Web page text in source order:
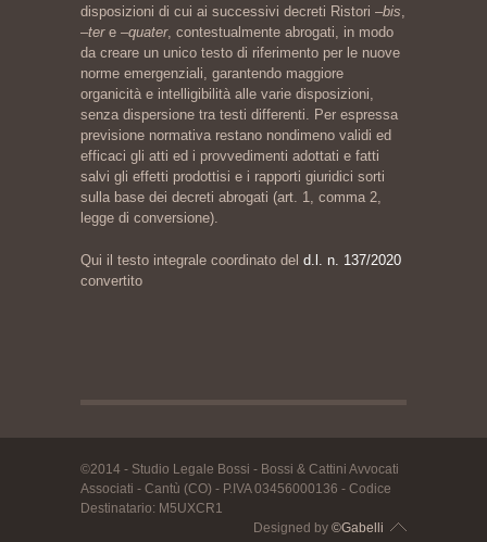
disposizioni di cui ai successivi decreti Ristori –bis,
–tere –quater, contestualmente abrogati, in modo
da creare un unico testo di riferimento per le nuove
norme emergenziali, garantendo maggiore
organicità e intelligibilità alle varie disposizioni,
senza dispersione tra testi differenti. Per espressa
previsione normativa restano nondimeno validi ed
efficaci gli atti ed i provvedimenti adottati e fatti
salvi gli effetti prodottisi e i rapporti giuridici sorti
sulla base dei decreti abrogati (art. 1, comma 2,
legge di conversione).
Qui il testo integrale coordinato del d.l. n. 137/2020
convertito
©2014 - Studio Legale Bossi - Bossi & Cattini Avvocati
Associati - Cantù (CO) - P.IVA 03456000136 - Codice
Destinatario: M5UXCR1
Designed by ©Gabelli